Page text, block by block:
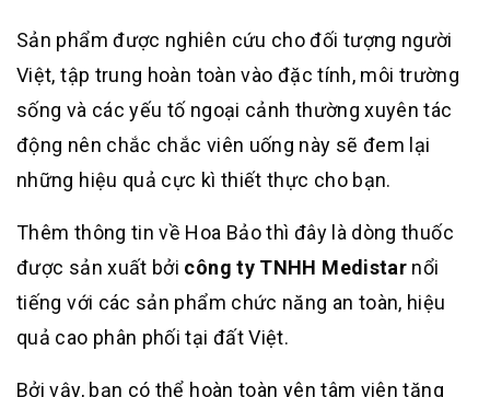
Sản phẩm được nghiên cứu cho đối tượng người
Việt, tập trung hoàn toàn vào đặc tính, môi trường
sống và các yếu tố ngoại cảnh thường xuyên tác
động nên chắc chắc viên uống này sẽ đem lại
những hiệu quả cực kì thiết thực cho bạn.
Thêm thông tin về Hoa Bảo thì đây là dòng thuốc
được sản xuất bởi công ty TNHH Medistar nổi
tiếng với các sản phẩm chức năng an toàn, hiệu
quả cao phân phối tại đất Việt.
Bởi vậy, bạn có thể hoàn toàn yên tâm viên tăng